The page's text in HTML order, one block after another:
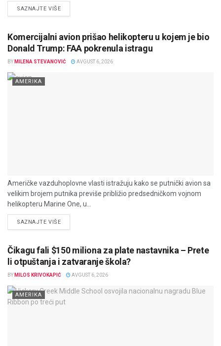
SAZNAJTE VIŠEDETAILS
Komercijalni avion prišao helikopteru u kojem je bio
Donald Trump: FAA pokrenula istragu
BY MILENA STEVANOVIĆ AVGUST 6, 2026
AMERIKA
Američke vazduhoplovne vlasti istražuju kako se putnički avion sa
velikim brojem putnika previše približio predsedničkom vojnom
helikopteru Marine One, u...
SAZNAJTE VIŠEDETAILS
Čikagu fali $150 miliona za plate nastavnika – Prete
li otpuštanja i zatvaranje škola?
BY MILOS KRIVOKAPIĆ AVGUST 6, 2026
AMERIKA